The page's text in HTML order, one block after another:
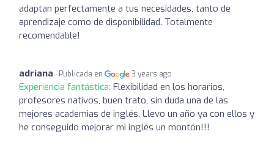
adaptan perfectamente a tus necesidades, tanto de
aprendizaje como de disponibilidad. Totalmente
recomendable!
adriana Publicada en 3 years ago
Experiencia fantástica: Flexibilidad en los horarios,
profesores nativos, buen trato, sin duda una de las
mejores academias de inglés. Llevo un año ya con ellos y
he conseguido mejorar mi inglés un montón!!!